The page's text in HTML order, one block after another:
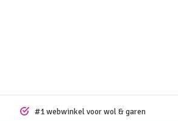
#1 webwinkel voor wol & garen